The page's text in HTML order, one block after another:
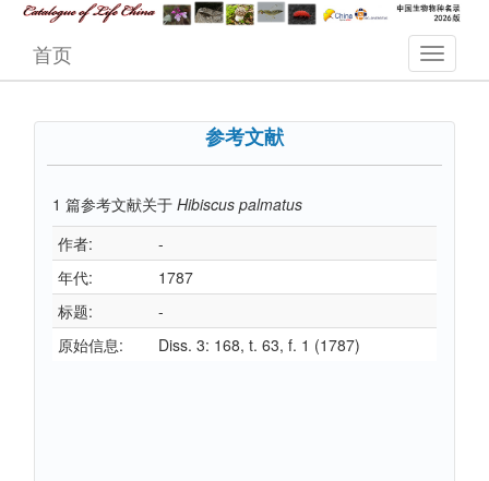
首页
参考文献
1 篇参考文献关于 Hibiscus palmatus
作者:
-
年代:
1787
标题:
-
原始信息:
Diss. 3: 168, t. 63, f. 1 (1787)